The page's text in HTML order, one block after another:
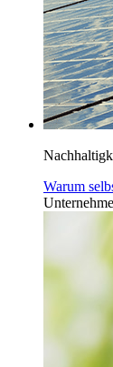
Warum